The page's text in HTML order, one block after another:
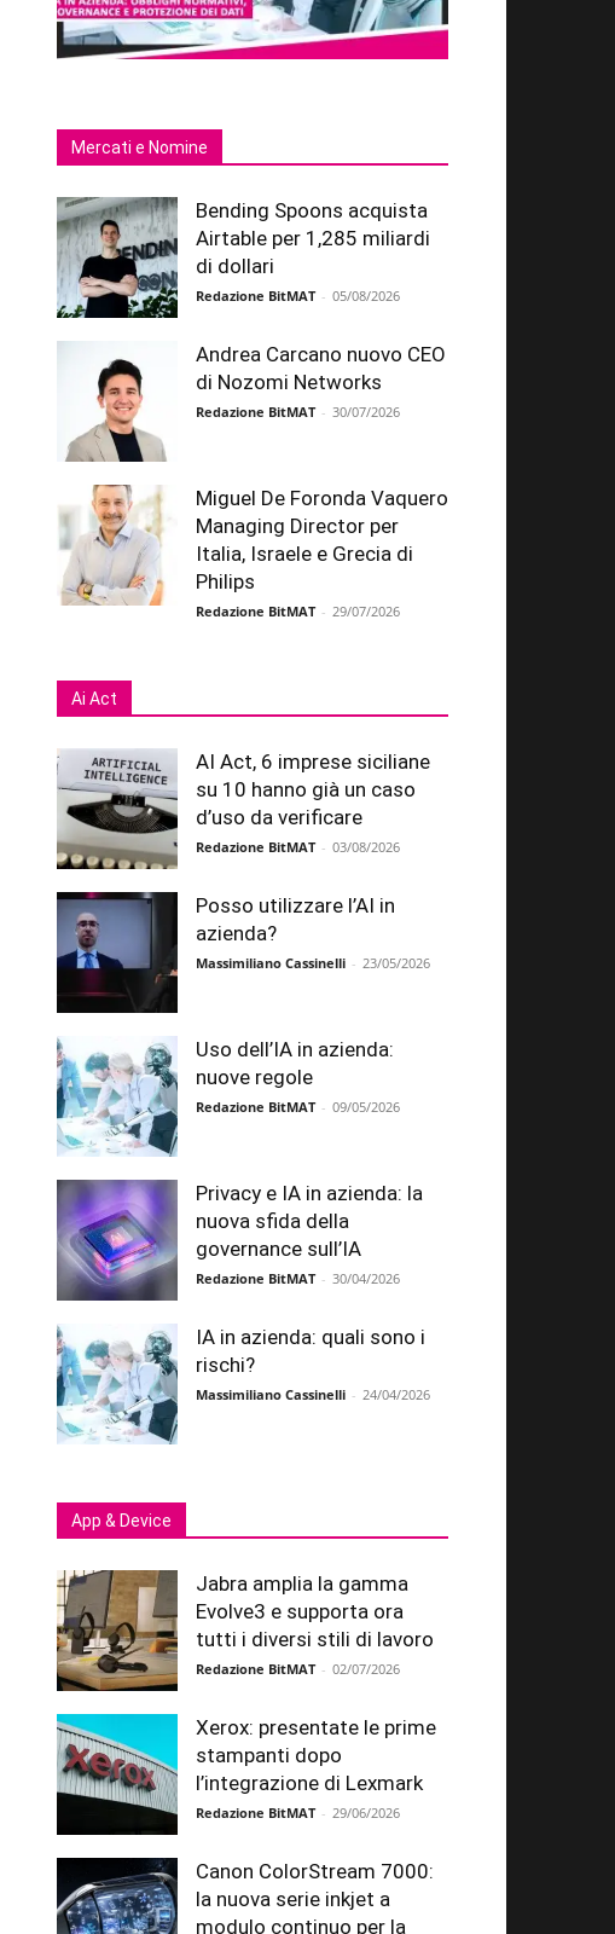
Mercati e Nomine
Bending Spoons acquista
Airtable per 1,285 miliardi
di dollari
Redazione BitMAT - 05/08/2026
Andrea Carcano nuovo CEO
di Nozomi Networks
Redazione BitMAT - 30/07/2026
Miguel De Foronda Vaquero
Managing Director per
Italia, Israele e Grecia di
Philips
Redazione BitMAT - 29/07/2026
Ai Act
AI Act, 6 imprese siciliane
su 10 hanno già un caso
d’uso da verificare
Redazione BitMAT - 03/08/2026
Posso utilizzare l’AI in
azienda?
Massimiliano Cassinelli - 23/05/2026
Uso dell’IA in azienda:
nuove regole
Redazione BitMAT - 09/05/2026
Privacy e IA in azienda: la
nuova sfida della
governance sull’IA
Redazione BitMAT - 30/04/2026
IA in azienda: quali sono i
rischi?
Massimiliano Cassinelli - 24/04/2026
App & Device
Jabra amplia la gamma
Evolve3 e supporta ora
tutti i diversi stili di lavoro
Redazione BitMAT - 02/07/2026
Xerox: presentate le prime
stampanti dopo
l’integrazione di Lexmark
Redazione BitMAT - 29/06/2026
Canon ColorStream 7000:
la nuova serie inkjet a
modulo continuo per la